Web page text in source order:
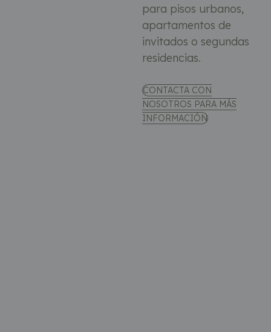
para pisos urbanos,
apartamentos de
invitados o segundas
residencias.
CONTACTA CON
NOSOTROS PARA MÁS
INFORMACIÓN